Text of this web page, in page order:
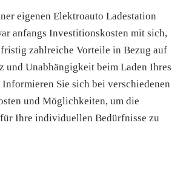
eigenen Elektroauto Ladestation
anfangs Investitionskosten mit sich,
zahlreiche Vorteile in Bezug auf
und Unabhängigkeit beim Laden Ihres
Sie sich bei verschiedenen
und Möglichkeiten, um die
Ihre individuellen Bedürfnisse zu